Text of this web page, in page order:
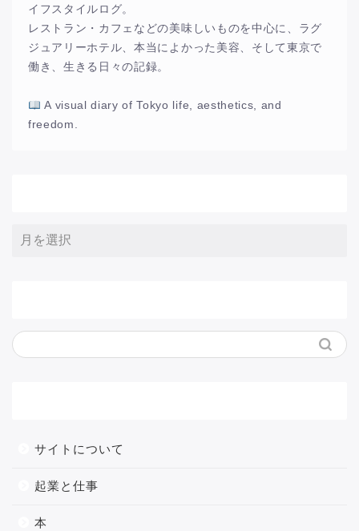
イフスタイルログ。
レストラン・カフェなどの美味しいものを中心に、ラグ
ジュアリーホテル、本当によかった美容、そして東京で
働き、生きる日々の記録。
A visual diary of Tokyo life, aesthetics, and
freedom.
サイトについて
起業と仕事
本